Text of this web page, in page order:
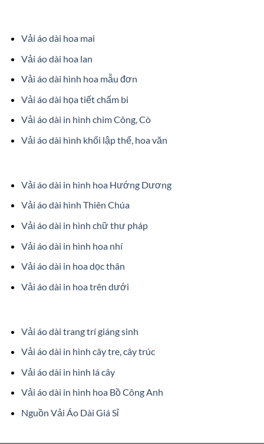
Vải áo dài hoa mai
Vải áo dài hoa lan
Vải áo dài hình hoa mẫu đơn
Vải áo dài họa tiết chấm bi
Vải áo dài in hình chim Công, Cò
Vải áo dài hình khối lập thể, hoa văn
Vải áo dài in hình hoa Hướng Dương
Vải áo dài hình Thiên Chúa
Vải áo dài in hình chữ thư pháp
Vải áo dài in hình hoa nhí
Vải áo dài in hoa dọc thân
Vải áo dài in hoa trên dưới
Vải áo dài trang trí giáng sinh
Vải áo dài in hình cây tre, cây trúc
Vải áo dài in hình lá cây
Vải áo dài in hình hoa Bồ Công Anh
Nguồn Vải Áo Dài Giá Sỉ